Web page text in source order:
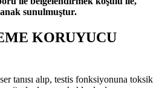
sunulmuştur.
KORUYUCU
tanısı alıp, testis fonksiyonuna toksik